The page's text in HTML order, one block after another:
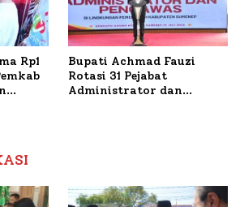
Rp1
Bupati Achmad Fauzi
Rotasi 31 Pejabat
Administrator dan